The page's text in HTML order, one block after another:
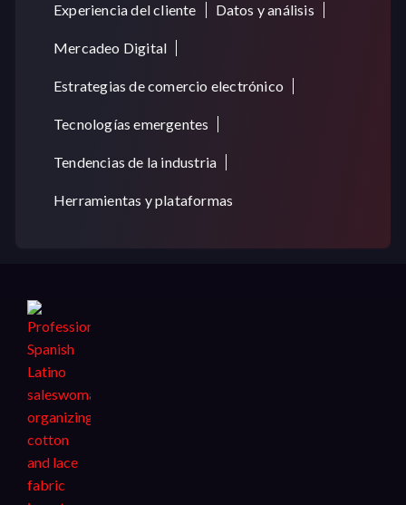
Experiencia del cliente Datos y análisis
Mercadeo Digital
Estrategias de comercio electrónico
Tecnologías emergentes
Tendencias de la industria
Herramientas y plataformas